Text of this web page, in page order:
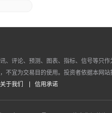
、评论、预测、图表、指标、信号等只
不宜为交易目的使用。投资者依据本网
关于我们 信用承诺